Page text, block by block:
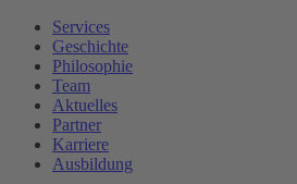
Services
Geschichte
Philosophie
Team
Aktuelles
Partner
Karriere
Ausbildung